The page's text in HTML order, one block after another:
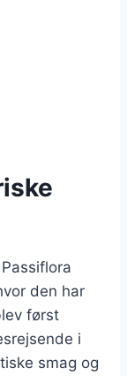
den har
først
i
smag og